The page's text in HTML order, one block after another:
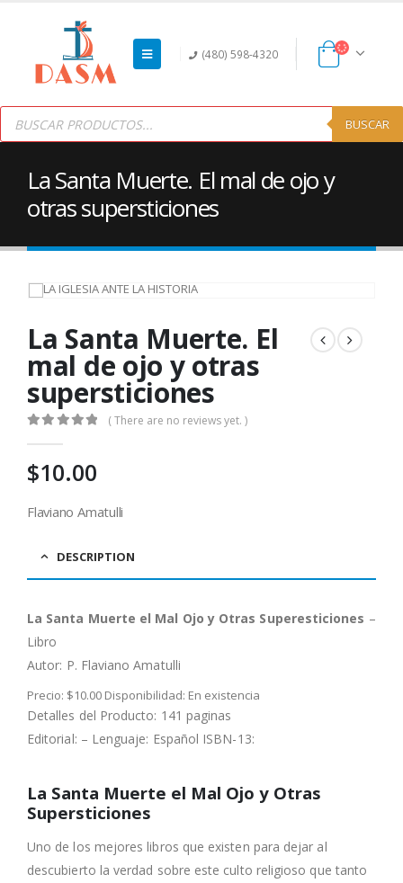
(480) 598-4320
Products
search BUSCAR
La Santa Muerte. El mal de ojo y
otras supersticiones
La Santa Muerte. El
mal de ojo y otras
supersticiones
( There are no reviews yet. )
$10.00
Flaviano Amatulli
DESCRIPTION
La Santa Muerte el Mal Ojo y Otras Superesticiones –
Libro
Autor: P. Flaviano Amatulli
Precio: $10.00 Disponibilidad: En existencia
Detalles del Producto: 141 paginas
Editorial: – Lenguaje: Español ISBN-13:
La Santa Muerte el Mal Ojo y Otras
Supersticiones
Uno de los mejores libros que existen para dejar al
descubierto la verdad sobre este culto religioso que tanto